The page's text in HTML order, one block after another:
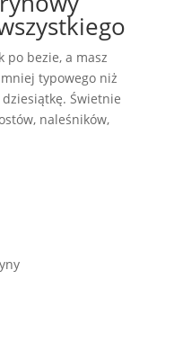
po bezie, a masz
typowego niż
Świetnie
naleśników,